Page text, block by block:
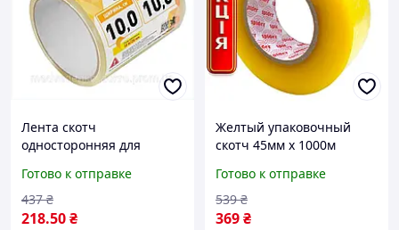
Лента скотч
односторонняя для
крепкий клейкий
материал для надежного
склеивания пленок
Готово к отправке
218.50₴
437 ₴
Желтый упаковочный
скотч 45мм х 1000м
клейкая лента для
надежных посылок
Готово к отправке
369₴
539 ₴